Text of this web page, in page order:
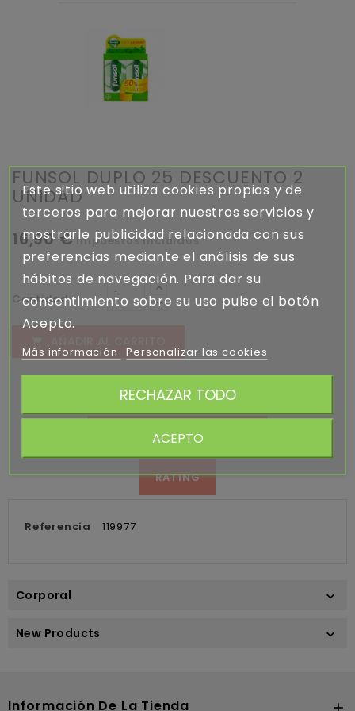
FUNSOL DUPLO 25 DESCUENTO 2
UNIDAD
16,90 € Impuestos incluidos
Cantidad
DETALLES DEL PRODUCTO
RATING
Referencia 119977
Corporal 
New Products 
Información De La Tienda 
Este sitio web utiliza cookies propias y de
terceros para mejorar nuestros servicios y
mostrarle publicidad relacionada con sus
preferencias mediante el análisis de sus
hábitos de navegación. Para dar su
consentimiento sobre su uso pulse el botón
Acepto.
Más información Personalizar las cookies
RECHAZAR TODO
ACEPTO